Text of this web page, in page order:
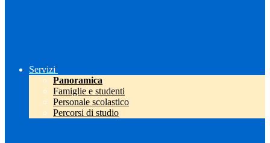
Servizi
Panoramica
Famiglie e studenti
Personale scolastico
Percorsi di studio